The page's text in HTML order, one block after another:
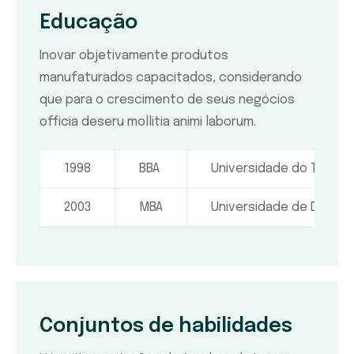
Educação
Inovar objetivamente produtos
manufaturados capacitados, considerando
que para o crescimento de seus negócios
officia deseru mollitia animi laborum.
1998 BBA Universidade do Texas,
2003 MBA Universidade de Dhaka
Conjuntos de habilidades